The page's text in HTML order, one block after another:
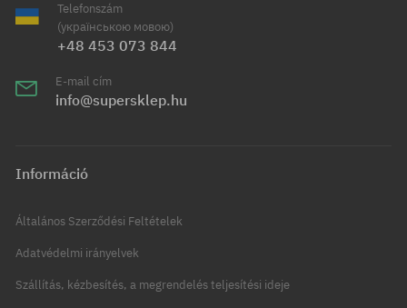
Telefonszám
(українською мовою)
+48 453 073 844
E-mail cím
info@supersklep.hu
Információ
Általános Szerződési Feltételek
Adatvédelmi irányelvek
Szállítás, kézbesítés, a megrendelés teljesítési ideje